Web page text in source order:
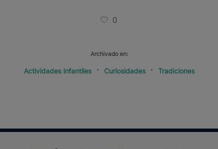
0
Archivado en:
Actividades infantiles Curiosidades Tradiciones